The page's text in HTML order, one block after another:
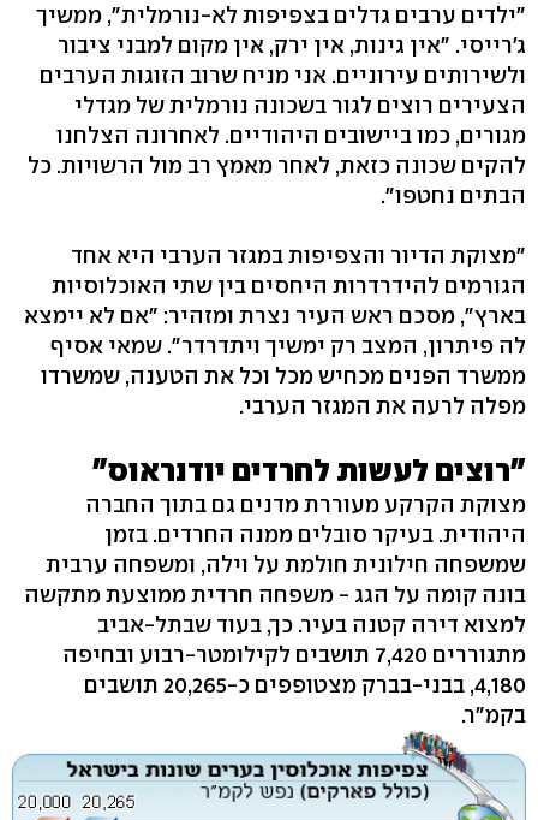
"ילדים ערבים גדלים בצפיפות לא-נורמלית", ממשיך
ג'רייסי. "אין גינות, אין ירק, אין מקום למבני ציבור
ולשירותים עירוניים. אני מניח שרוב הזוגות הערבים
הצעירים רוצים לגור בשכונה נורמלית של מגדלי
מגורים, כמו ביישובים היהודיים. לאחרונה הצלחנו
להקים שכונה כזאת, לאחר מאמץ רב מול הרשויות. כל
הבתים נחטפו".
"מצוקת הדיור והצפיפות במגזר הערבי היא אחד
הגורמים להידרדרות היחסים בין שתי האוכלוסיות
בארץ", מסכם ראש העיר נצרת ומזהיר: "אם לא יימצא
לה פיתרון, המצב רק ימשיך ויתדרדר". שמאי אסיף
ממשרד הפנים מכחיש מכל וכל את הטענה, שמשרדו
מפלה לרעה את המגזר הערבי.
"רוצים לעשות לחרדים יודנראוס"
מצוקת הקרקע מעוררת מדנים גם בתוך החברה
היהודית. בעיקר סובלים ממנה החרדים. בזמן
שמשפחה חילונית חולמת על וילה, ומשפחה ערבית
בונה קומה על הגג - משפחה חרדית ממוצעת מתקשה
למצוא דירה קטנה בעיר. כך, בעוד שבתל-אביב
מתגוררים 7,420 תושבים לקילומטר-רבוע ובחיפה
4,180, בבני-בברק מצטופפים כ-20,265 תושבים
בקמ"ר.